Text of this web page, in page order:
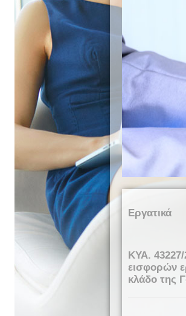
Εργατικά
ΚΥΑ. 43227/
εισφορών
κλάδο της